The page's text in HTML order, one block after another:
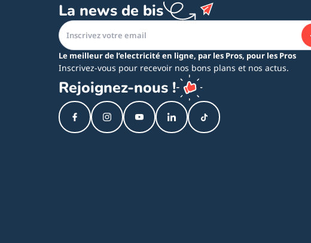
La news de bis
Le meilleur de l’electricité en ligne, par les Pros, pour les Pros
Inscrivez-vous pour recevoir nos bons plans et nos actus.
Rejoignez-nous !